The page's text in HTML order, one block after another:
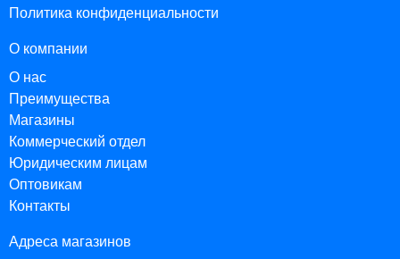
Политика конфиденциальности
О компании
О нас
Преимущества
Магазины
Коммерческий отдел
Юридическим лицам
Оптовикам
Контакты
Адреса магазинов